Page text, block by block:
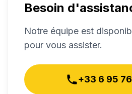
Besoin
Notre équipe est
pour vous assister.
+33 6 95